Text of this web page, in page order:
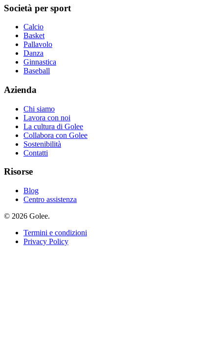
Società per sport
Calcio
Basket
Pallavolo
Danza
Ginnastica
Baseball
Azienda
Chi siamo
Lavora con noi
La cultura di Golee
Collabora con Golee
Sostenibilità
Contatti
Risorse
Blog
Centro assistenza
© 2026 Golee.
Termini e condizioni
Privacy Policy